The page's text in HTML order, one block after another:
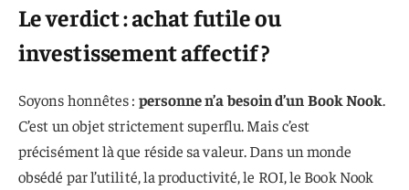
Le verdict : achat futile ou
investissement affectif ?
Soyons honnêtes : personne n’a besoin d’un Book Nook.
C’est un objet strictement superflu. Mais c’est
précisément là que réside sa valeur. Dans un monde
obsédé par l’utilité, la productivité, le ROI, le Book Nook